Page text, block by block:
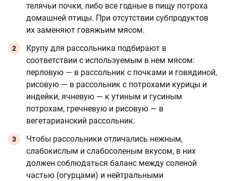
телячьи почки, либо все годные в пищу потроха
домашней птицы. При отсутствии субпродуктов
их заменяют говяжьим мясом.
Крупу для рассольника подбирают в
соответствии с используемым в нем мясом:
перловую — в рассольник с почками и говядиной,
рисовую — в рассольник с потрохами курицы и
индейки, ячневую — к утиным и гусиным
потрохам, гречневую и рисовую — в
вегетарианский рассольник.
Чтобы рассольники отличались нежным,
слабокислым и слабосоленым вкусом, в них
должен соблюдаться баланс между соленой
частью (огурцами) и нейтральными